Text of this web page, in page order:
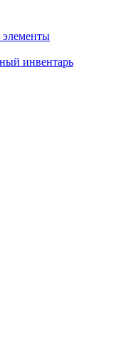
инвентарь